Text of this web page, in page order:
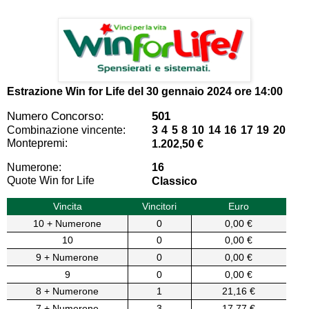
Estrazione Win for Life del 30 gennaio 2024 ore 14:00
Numero Concorso: 501
Combinazione vincente:
3 4 5 8 10 14 16 17 19 20
Montepremi:
1.202,50 €
Numerone:
16
Quote Win for Life
Classico
Vincita Vincitori
Euro
10 + Numerone
0
0,00 €
10
0
0,00 €
9 + Numerone
0
0,00 €
9
0
0,00 €
8 + Numerone
1
21,16 €